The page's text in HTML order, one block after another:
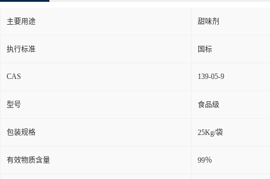
主要用途 甜味剂
执行标准 国标
CAS 139-05-9
型号 食品级
包装规格 25Kg/袋
有效物质含量 99％